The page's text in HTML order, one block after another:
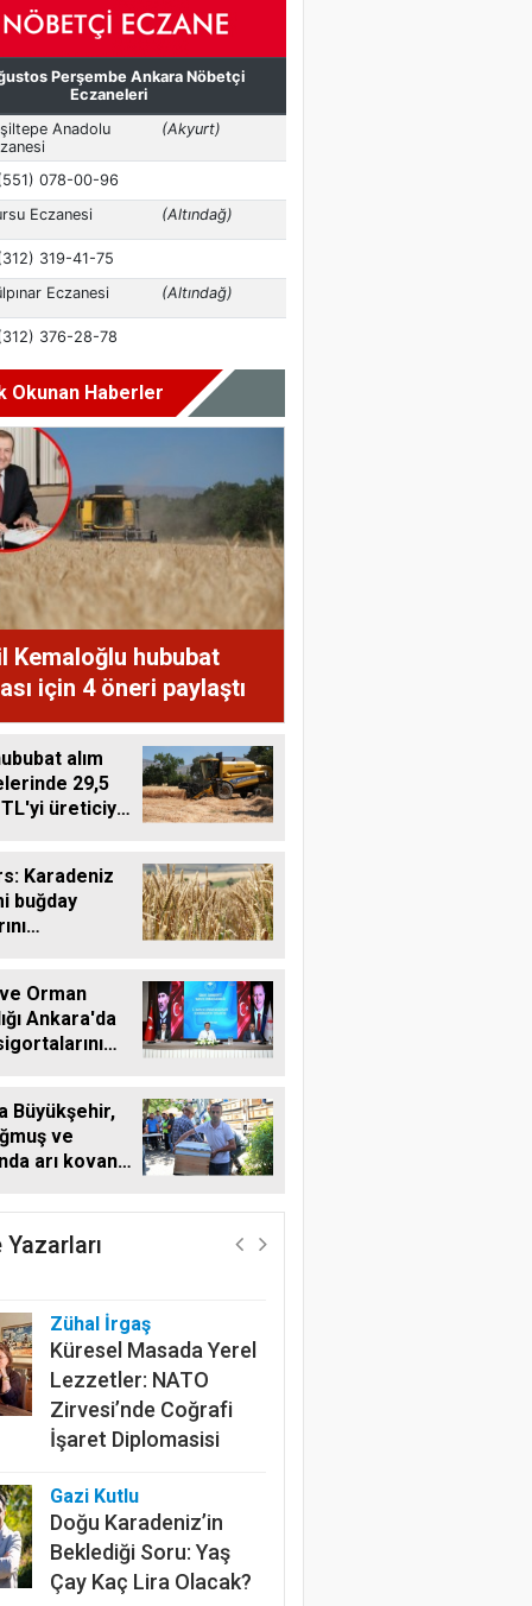
Okunan Haberler
Kemaloğlu hububat
için 4 öneri paylaştı
alım
29,5
üreticiye
Karadeniz
buğday
Orman
Ankara'da
Büyükşehir,
ve
arı kovanı
Yazarları
Harun Göksel
Geleceğin Pamuğu:
Doğal, İzlenebilir ve
Zühal İrgaş
Küresel Masada Yerel
Lezzetler: NATO
Zirvesi’nde Coğrafi
İşaret Diplomasisi
Gazi Kutlu
Doğu Karadeniz’in
Beklediği Soru: Yaş
Çay Kaç Lira Olacak?